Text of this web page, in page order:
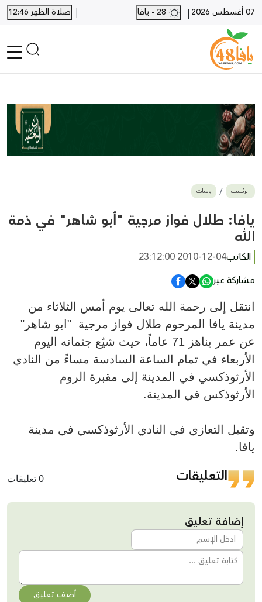
07 أغسطس 2026 |
| صلاة الظهر 12:46
أخبار محلية
أخبار يافا
SHORTS
أخبار اللد والرملة
بيع وشراء
أخبار القدس
وفيات
المزيد
ارسل خبر
الرئيسية وفيات
يافا: طلال فواز مرجية "أبو شاهر" في ذمة
الله
الكاتب2010-12-04 23:12:00
مشاركة عبر
انتقل إلى رحمة الله تعالى يوم أمس الثلاثاء من
مدينة يافا المرحوم طلال فواز مرجية "ابو شاهر"
عن عمر يناهز 71 عاماً، حيث شيّع جثمانه اليوم
الأربعاء في تمام الساعة السادسة مساءً من النادي
الأرثوذكسي في المدينة إلى مقبرة الروم
الأرثوذكس في المدينة.
وتقبل التعازي في النادي الأرثوذكسي في مدينة
يافا.
التعليقات 0 تعليقات
إضافة تعليق
أضف تعليق